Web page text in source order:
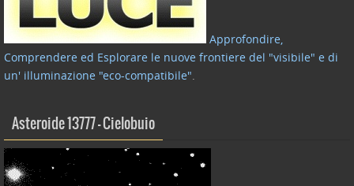
Approfondire,
Comprendere ed Esplorare le nuove frontiere del "visibile" e di
un' illuminazione "eco-compatibile".
Asteroide 13777 – Cielobuio